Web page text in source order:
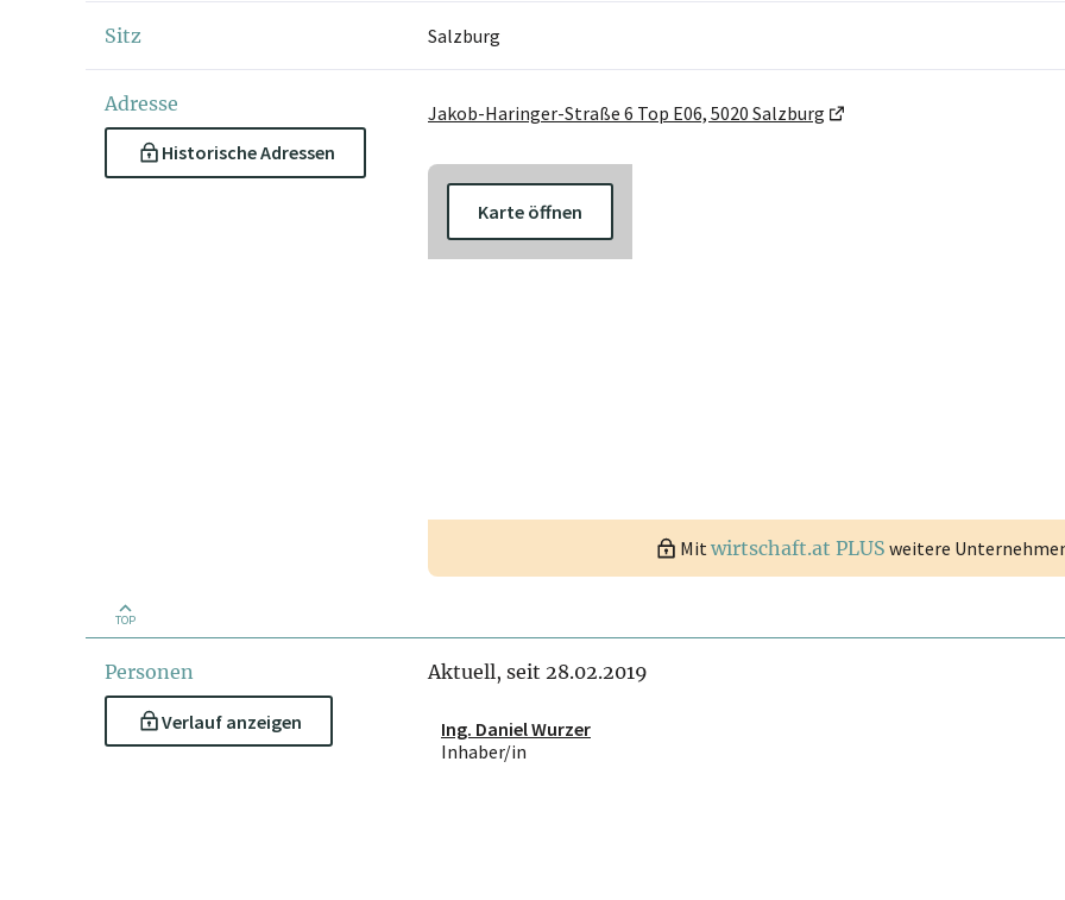
Sitz Salzburg
Adresse
Historische Adressen
Jakob-Haringer-Straße 6 Top E06, 5020 Salzburg
Karte öffnen
Mitwirtschaft.at PLUS weitere
TOP
Personen
Verlauf anzeigen
Aktuell, seit 28.02.2019
Ing. Daniel Wurzer
Inhaber/in